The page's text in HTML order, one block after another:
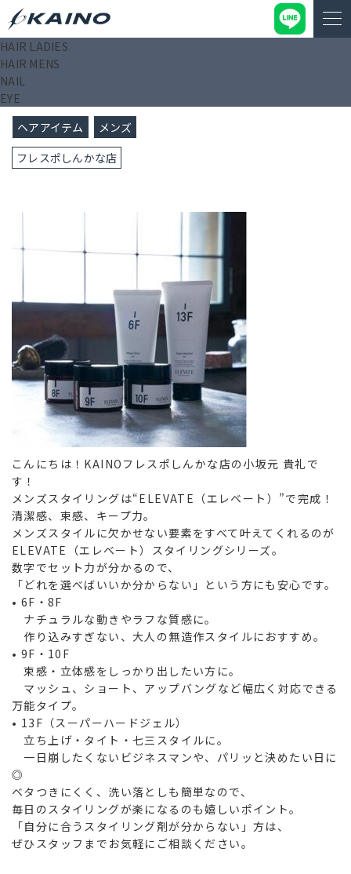
HAIR LADIES
HAIR MENS
NAIL
EYE
KAINO－カイノ－【公式サイト】
2026/01/23
ヘアアイテム
メンズ
フレスポしんかな店
こんにちは！KAINOフレスポしんかな店の小坂元 貴礼で
す！
メンズスタイリングは“ELEVATE（エレベート）”で完成！
清潔感、束感、キープ力。
メンズスタイルに欠かせない要素をすべて叶えてくれるのが
ELEVATE（エレベート）スタイリングシリーズ。
数字でセット力が分かるので、
「どれを選べばいいか分からない」という方にも安心です。
• 6F・8F
ナチュラルな動きやラフな質感に。
作り込みすぎない、大人の無造作スタイルにおすすめ。
• 9F・10F
束感・立体感をしっかり出したい方に。
マッシュ、ショート、アップバングなど幅広く対応できる
万能タイプ。
• 13F（スーパーハードジェル）
立ち上げ・タイト・七三スタイルに。
一日崩したくないビジネスマンや、パリッと決めたい日に
◎
ベタつきにくく、洗い落としも簡単なので、
毎日のスタイリングが楽になる のも嬉しいポイント。
「自分に合うスタイリング剤が分からない」方は、
ぜひスタッフまでお気軽にご相談ください。